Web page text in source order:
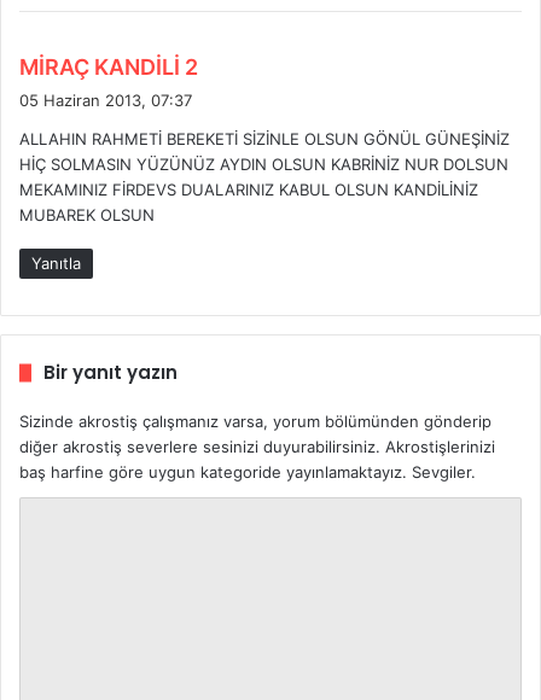
MİRAÇ KANDİLİ 2
i
k
i
05 Haziran 2013, 07:37
ALLAHIN RAHMETİ BEREKETİ SİZİNLE OLSUN GÖNÜL GÜNEŞİNİZ
HİÇ SOLMASIN YÜZÜNÜZ AYDIN OLSUN KABRİNİZ NUR DOLSUN
MEKAMINIZ FİRDEVS DUALARINIZ KABUL OLSUN KANDİLİNİZ
MUBAREK OLSUN
Yanıtla
Bir yanıt yazın
Sizinde akrostiş çalışmanız varsa, yorum bölümünden gönderip
diğer akrostiş severlere sesinizi duyurabilirsiniz. Akrostişlerinizi
baş harfine göre uygun kategoride yayınlamaktayız. Sevgiler.